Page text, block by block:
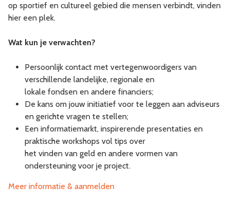
op sportief en cultureel gebied die mensen verbindt, vinden
hier een plek.
Wat kun je verwachten?
Persoonlijk contact met vertegenwoordigers van
verschillende landelijke, regionale en
lokale fondsen en andere financiers;
De kans om jouw initiatief voor te leggen aan adviseurs
en gerichte vragen te stellen;
Een informatiemarkt, inspirerende presentaties en
praktische workshops vol tips over
het vinden van geld en andere vormen van
ondersteuning voor je project.
Meer informatie & aanmelden